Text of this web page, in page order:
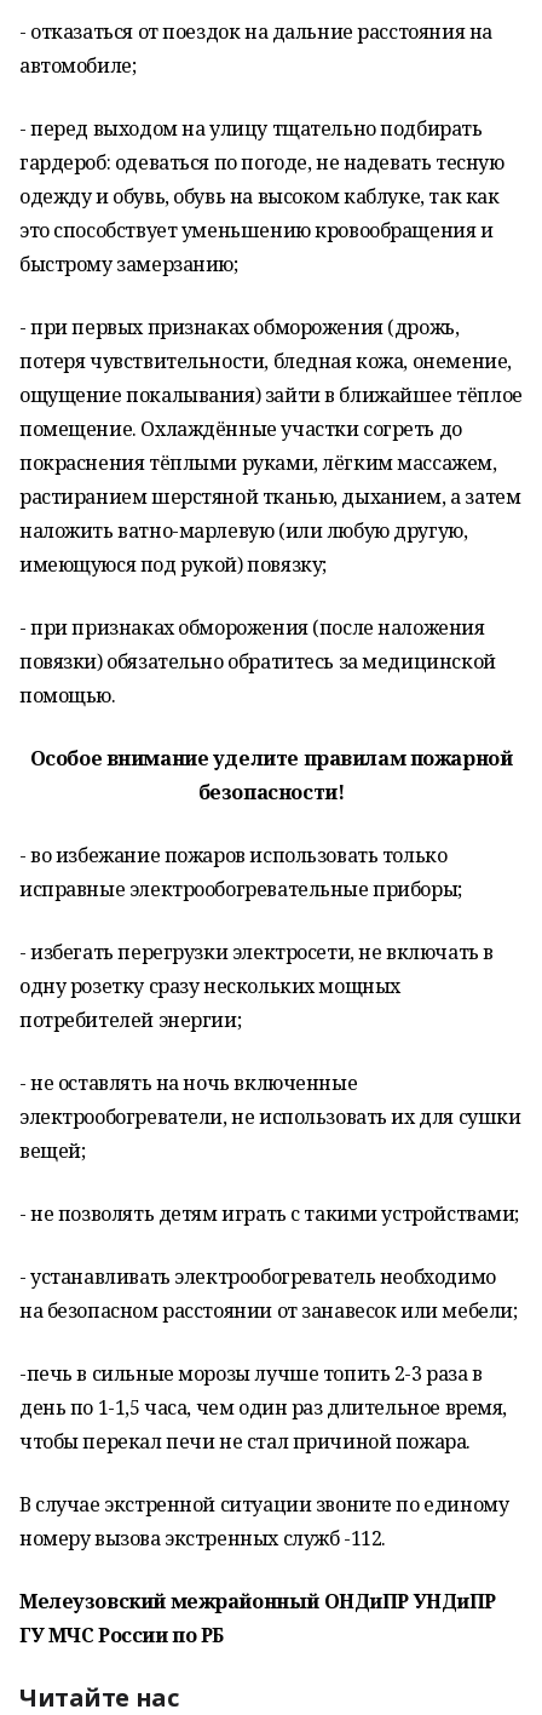
- отказаться от поездок на дальние расстояния на
автомобиле;
- перед выходом на улицу тщательно подбирать
гардероб: одеваться по погоде, не надевать тесную
одежду и обувь, обувь на высоком каблуке, так как
это способствует уменьшению кровообращения и
быстрому замерзанию;
- при первых признаках обморожения (дрожь,
потеря чувствительности, бледная кожа, онемение,
ощущение покалывания) зайти в ближайшее тёплое
помещение. Охлаждённые участки согреть до
покраснения тёплыми руками, лёгким массажем,
растиранием шерстяной тканью, дыханием, а затем
наложить ватно-марлевую (или любую другую,
имеющуюся под рукой) повязку;
- при признаках обморожения (после наложения
повязки) обязательно обратитесь за медицинской
помощью.
Особое внимание уделите правилам пожарной
безопасности!
- во избежание пожаров использовать только
исправные электрообогревательные приборы;
- избегать перегрузки электросети, не включать в
одну розетку сразу нескольких мощных
потребителей энергии;
- не оставлять на ночь включенные
электрообогреватели, не использовать их для сушки
вещей;
- не позволять детям играть с такими устройствами;
- устанавливать электрообогреватель необходимо
на безопасном расстоянии от занавесок или мебели;
-печь в сильные морозы лучше топить 2-3 раза в
день по 1-1,5 часа, чем один раз длительное время,
чтобы перекал печи не стал причиной пожара.
В случае экстренной ситуации звоните по единому
номеру вызова экстренных служб -112.
Мелеузовский межрайонный ОНДиПР УНДиПР
ГУ МЧС России по РБ
Читайте нас